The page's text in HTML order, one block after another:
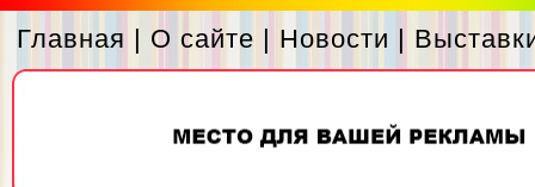
Главная | О сайте | Новости |